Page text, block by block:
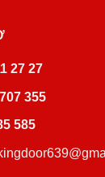
27 27
355
585